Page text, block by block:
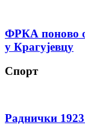
ФРКА поново
у Крагујевцу
Спорт
Раднички